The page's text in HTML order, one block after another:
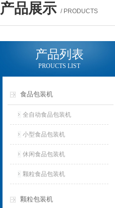
产品展示 / PRODUCTS
产品列表
PROUCTS LIST
食品包装机
全自动食品包装机
小型食品包装机
休闲食品包装机
颗粒食品包装机
颗粒包装机